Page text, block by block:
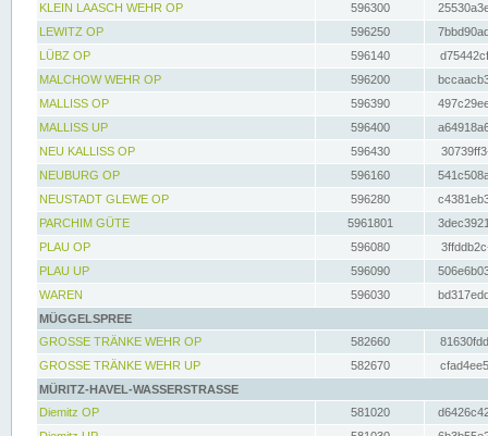
KLEIN LAASCH WEHR OP
596300
LEWITZ OP
596250
LÜBZ OP
596140
MALCHOW WEHR OP
596200
MALLISS OP
596390
MALLISS UP
596400
NEU KALLISS OP
596430
NEUBURG OP
596160
NEUSTADT GLEWE OP
596280
PARCHIM GÜTE
5961801
PLAU OP
596080
PLAU UP
596090
WAREN
596030
MÜGGELSPREE
GROSSE TRÄNKE WEHR OP
582660
GROSSE TRÄNKE WEHR UP
582670
MÜRITZ-HAVEL-WASSERSTRASSE
Diemitz OP
581020